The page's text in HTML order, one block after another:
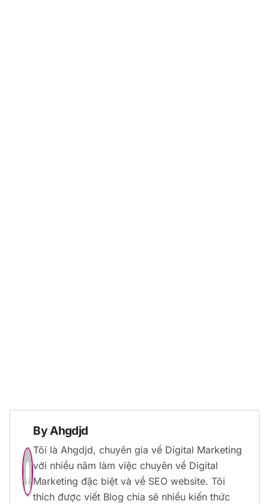
ByAhgdjd
Tôi là Ahgdjd, chuyên gia về Digital Marketing
với nhiều năm làm việc chuyên về Digital
Marketing đặc biệt và về SEO website. Tôi
thích được viết Blog chia sẽ nhiều kiến thức